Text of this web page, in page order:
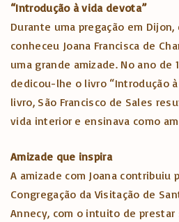
“Introdução à vida devota”
Durante uma pregação em Dijon,
conheceu Joana Francisca de
uma grande amizade. No ano de
dedicou-lhe o livro “Introdução
livro, São Francisco de Sales
vida interior e ensinava como
Amizade que inspira
A amizade com Joana contribuiu
Congregação da Visitação de
Annecy, com o intuito de prestar